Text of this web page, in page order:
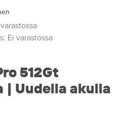
Ei varastossa
512Gt
| Uudella akulla